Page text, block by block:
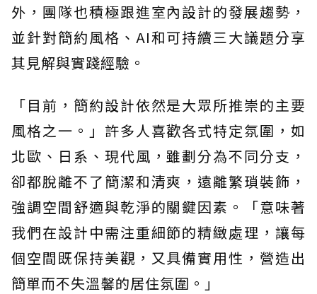
外，團隊也積極跟進室內設計的發展趨勢，
並針對簡約風格、AI和可持續三大議題分享
其見解與實踐經驗。
「目前，簡約設計依然是大眾所推崇的主要
風格之一。」許多人喜歡各式特定氛圍，如
北歐、日系、現代風，雖劃分為不同分支，
卻都脫離不了簡潔和清爽，遠離繁瑣裝飾，
強調空間舒適與乾淨的關鍵因素。「意味著
我們在設計中需注重細節的精緻處理，讓每
個空間既保持美觀，又具備實用性，營造出
簡單而不失溫馨的居住氛圍。」